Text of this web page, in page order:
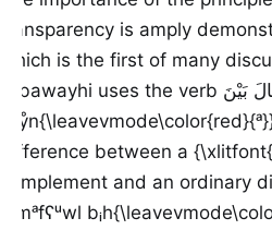
transparency is amply
which is the first of many
Sībawayhi uses the verb بَيْنَ
difference between a
complement and an ordinary
mᵃfʕᵘwl